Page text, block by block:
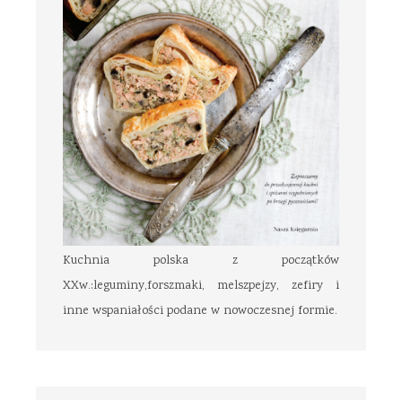
Kuchnia polska z początków
XXw.:leguminy,forszmaki, melszpejzy, zefiry i
inne wspaniałości podane w nowoczesnej formie.